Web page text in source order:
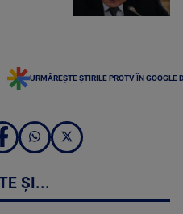
URMĂREȘTE ȘTIRILE PROTV ÎN GOOGLE
ȘI...